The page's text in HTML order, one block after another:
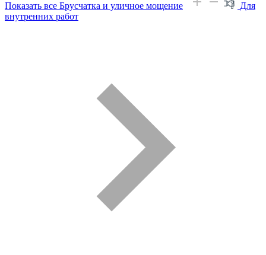
Показать все Брусчатка и уличное мощение
Для
внутренних работ